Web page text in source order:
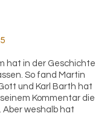
hat in der Geschichte
So fand Martin
und Karl Barth hat
Kommentar die
weshalb hat